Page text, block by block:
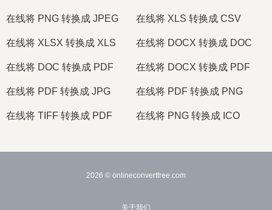
在线将 PNG 转换成 JPEG 在线将 XLS 转换成 CSV
在线将 XLSX 转换成 XLS 在线将 DOCX 转换成 DOC
在线将 DOC 转换成 PDF 在线将 DOCX 转换成 PDF
在线将 PDF 转换成 JPG 在线将 PDF 转换成 PNG
在线将 TIFF 转换成 PDF 在线将 PNG 转换成 ICO
2026 © onlineconvertfree.com
关于我们